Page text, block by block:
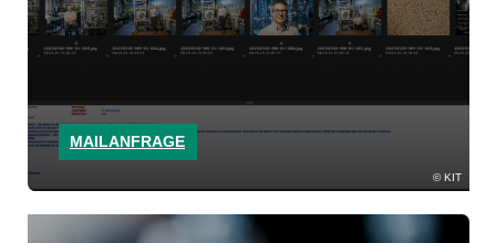
KIT
MAILANFRAGE